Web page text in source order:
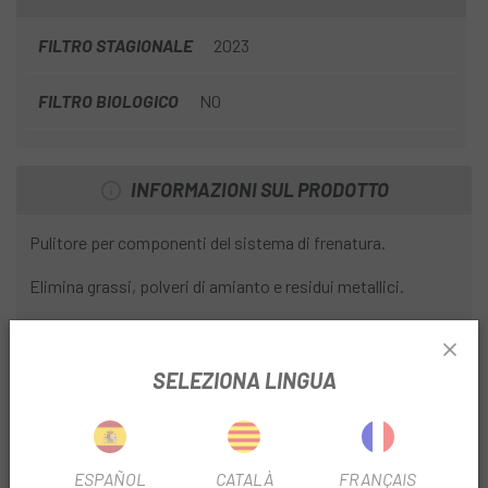
FILTRO STAGIONALE 2023
FILTRO BIOLOGICO NO
INFORMAZIONI SUL PRODOTTO
Pulitore per componenti del sistema di frenatura.
Elimina grassi, polveri di amianto e residui metallici.
di utilizzare la bicicletta
Quantità: 400ml.
SELEZIONA LINGUA
ESPAÑOL CATALÀ FRANÇAIS